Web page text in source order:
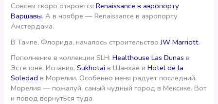
Совсем скоро откроетсяRenaissance в аэропорту
Варшавы. А в ноябре — Renaissance в аэропорту
Амстердама.
В Тампе, Флорида, началось строительствоJW Marriott.
Пополнение в коллекции SLH:Healthouse Las Dunas в
Эстепоне, Испания,Sukhotai в Шанхае иHotel de la
Soledad в Морелии. Особенно меня радует последний.
Морелия — пожалуй, самый чудный город в Мексике. Вот
и повод вернуться туда.